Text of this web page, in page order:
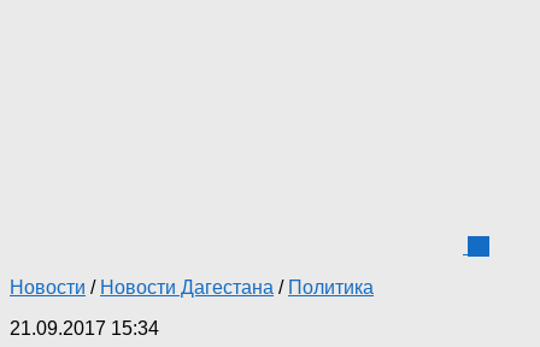
Новости / Новости Дагестана / Политика
21.09.2017 15:34